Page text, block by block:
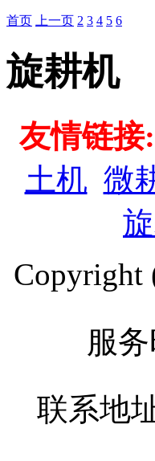
首页 上一页 2 3 4 5 6
旋耕机
友情链接:
土机 微
Copyright
服务
联系地